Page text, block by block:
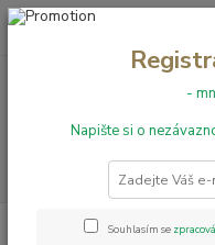
+420 731 199 591
Epoxidový konferenční
-
Napište si o
Souhlasím se